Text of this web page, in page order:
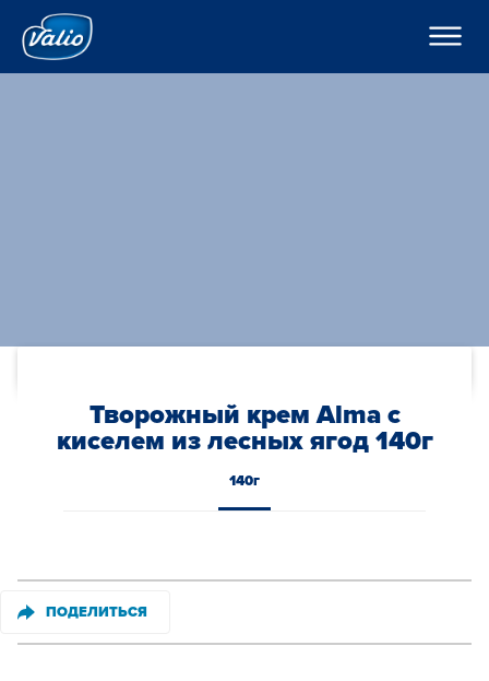
????????
????????
??????? ????????
? ???????????
Творожный крем Alma с
киселем из лесных ягод 140г
140г
ПОДЕЛИТЬСЯ